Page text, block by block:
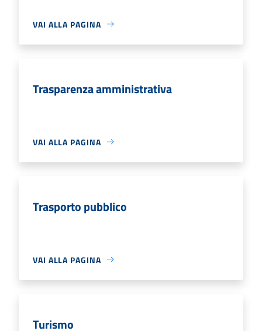
VAI ALLA PAGINA
Trasparenza amministrativa
VAI ALLA PAGINA
Trasporto pubblico
VAI ALLA PAGINA
Turismo